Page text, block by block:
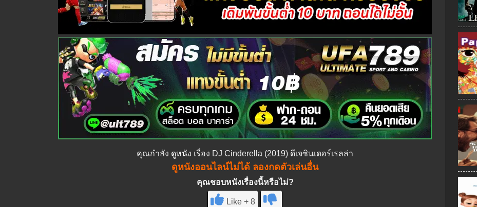
คุณกำลัง ดูหนัง เรื่อง DJ Cinderella (2019) ดีเจซินเดอร์เรลล่า
ดูหนังออนไลน์ไม่ได้ ลองกดตัวเล่นอื่น
คุณชอบหนังเรื่องนี้หรือไม่?
Like + 8